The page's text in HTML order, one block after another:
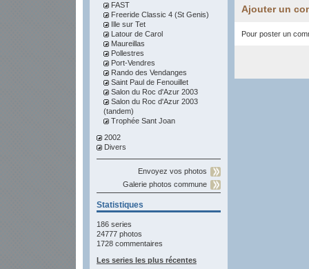
FAST
Freeride Classic 4 (St Genis)
Ille sur Tet
Latour de Carol
Maureillas
Pollestres
Port-Vendres
Rando des Vendanges
Saint Paul de Fenouillet
Salon du Roc d'Azur 2003
Salon du Roc d'Azur 2003
(tandem)
Trophée Sant Joan
2002
Divers
Envoyez vos photos
Galerie photos commune
Statistiques
186 series
24777 photos
1728 commentaires
Les series les plus récentes
Ajouter un
Pour poster un